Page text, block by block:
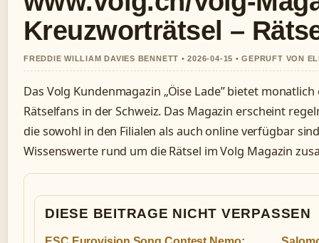
Kreuzworträtsel –
FREDDIE WILLIAM DAVIES BENNETT • 2026-04-15 • GEPRUFT VON
Das Volg Kundenmagazin „Öise Lade” bietet
Rätselfans in der Schweiz. Das Magazin erscheint
die sowohl in den Filialen als auch online verfügbar
Wissenswerte rund um die Rätsel im Volg Magazin
DIESE BEITRAGE NICHT VERPASSEN